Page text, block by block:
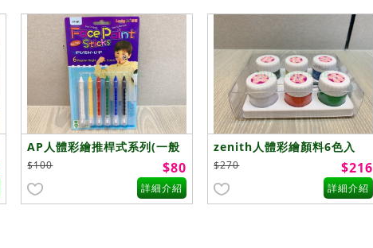
AP人體彩繪推桿式系列(一般
色)
$100 $80
詳細介紹
zenith人體彩繪顏料6色入
$270 $216
詳細介紹